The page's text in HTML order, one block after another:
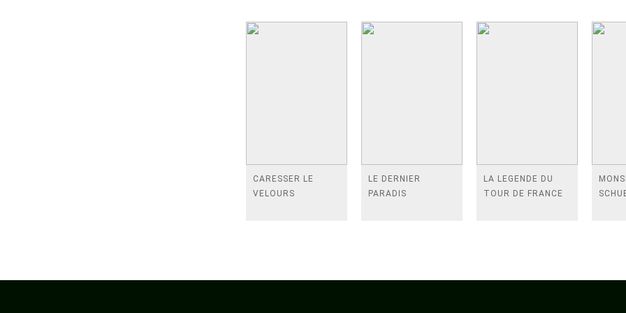
CARESSER LE
VELOURS
LE DERNIER
PARADIS
LA LEGENDE DU
TOUR DE FRANCE